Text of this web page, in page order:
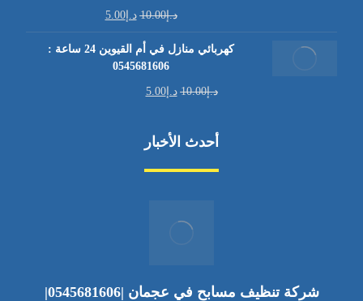
د.إ10.00 د.إ5.00
كهربائي منازل في أم القيوين 24 ساعة :
0545681606
د.إ10.00 د.إ5.00
أحدث الأخبار
شركة تنظيف مسابح في عجمان |0545681606|